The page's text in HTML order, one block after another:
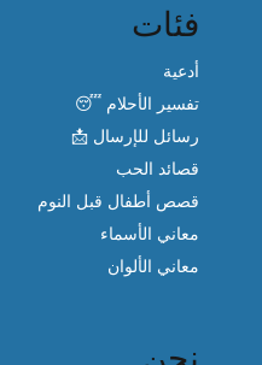
فئات
أدعية
تفسير الأحلام 😴
رسائل للإرسال 📩
قصائد الحب
قصص أطفال قبل النوم
معاني الأسماء
معاني الألوان